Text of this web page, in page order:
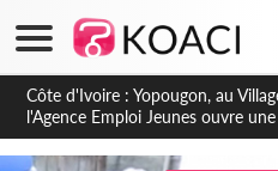
Côte d'Ivoire : CHU de Treichville,
contractuels obtiennent un
arriérés du SMIG 2023